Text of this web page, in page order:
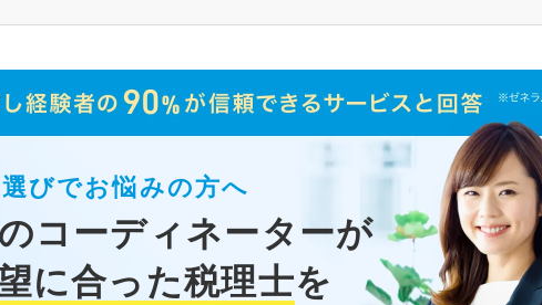
びでお悩みの方へ
コーディネーターが
に合った税理士を